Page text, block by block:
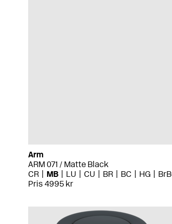
Arm
ARM 071 / Matte Black
CR
MB LU CU BR BC HG
Pris 4995 kr